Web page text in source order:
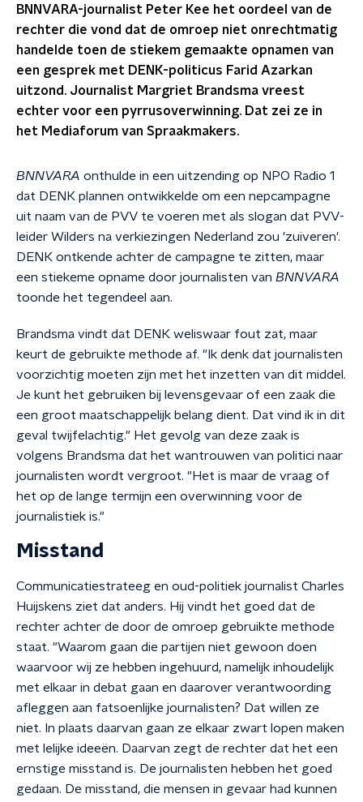
BNNVARA-journalist Peter Kee het oordeel van de
rechter die vond dat de omroep niet onrechtmatig
handelde toen de stiekem gemaakte opnamen van
een gesprek met DENK-politicus Farid Azarkan
uitzond. Journalist Margriet Brandsma vreest
echter voor een pyrrusoverwinning. Dat zei ze in
het Mediaforum van Spraakmakers.
BNNVARA onthulde in een uitzending op NPO Radio 1
dat DENK plannen ontwikkelde om een nepcampagne
uit naam van de PVV te voeren met als slogan dat PVV-
leider Wilders na verkiezingen Nederland zou 'zuiveren'.
DENK ontkende achter de campagne te zitten, maar
een stiekeme opname door journalisten van BNNVARA
toonde het tegendeel aan.
Brandsma vindt dat DENK weliswaar fout zat, maar
keurt de gebruikte methode af. "Ik denk dat journalisten
voorzichtig moeten zijn met het inzetten van dit middel.
Je kunt het gebruiken bij levensgevaar of een zaak die
een groot maatschappelijk belang dient. Dat vind ik in dit
geval twijfelachtig." Het gevolg van deze zaak is
volgens Brandsma dat het wantrouwen van politici naar
journalisten wordt vergroot. "Het is maar de vraag of
het op de lange termijn een overwinning voor de
journalistiek is."
Misstand
Communicatiestrateeg en oud-politiek journalist Charles
Huijskens ziet dat anders. Hij vindt het goed dat de
rechter achter de door de omroep gebruikte methode
staat. "Waarom gaan die partijen niet gewoon doen
waarvoor wij ze hebben ingehuurd, namelijk inhoudelijk
met elkaar in debat gaan en daarover verantwoording
afleggen aan fatsoenlijke journalisten? Dat willen ze
niet. In plaats daarvan gaan ze elkaar zwart lopen maken
met lelijke ideeën. Daarvan zegt de rechter dat het een
ernstige misstand is. De journalisten hebben het goed
gedaan. De misstand, die mensen in gevaar had kunnen